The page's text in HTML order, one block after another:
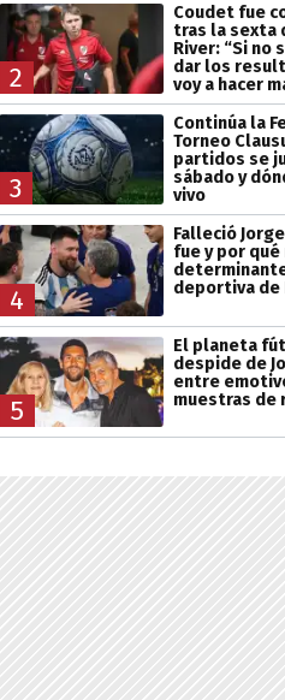
2
Coudet fue
tras la sexta
River: “Si no
dar los
voy a hacer
3
Continúa la
Torneo
partidos se
sábado y
vivo
4
Falleció
fue y por
deportiva de
5
El planeta
despide de
entre
muestras de